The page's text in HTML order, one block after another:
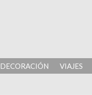
DECORACIÓN VIAJES